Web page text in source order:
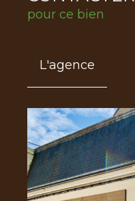
pour ce bien
L'agence